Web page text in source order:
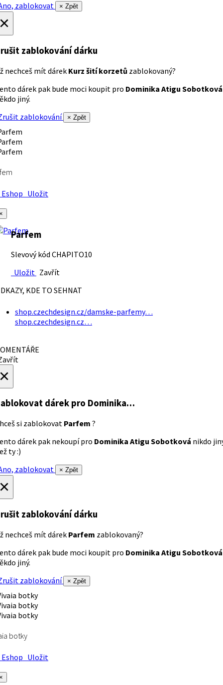
zablokovat
× Zpět
zablokování dárku
nechceš mít dárek Kurz šití korzetů zablokovaný?
dárek pak bude moci koupit pro Dominika Atigu Sobotková
jiný.
zablokování
× Zpět
Uložit
Parfem
Slevový kód CHAPITO10
Uložit Zavřít
KDE TO SEHNAT
shop.czechdesign.cz/damske-parfemy…
shop.czechdesign.cz…
dárek pro Dominika…
si zablokovat Parfem ?
dárek pak nekoupí pro Dominika Atigu Sobotková nikdo
ty :)
zablokovat
× Zpět
zablokování dárku
nechceš mít dárek Parfem zablokovaný?
dárek pak bude moci koupit pro Dominika Atigu Sobotková
jiný.
zablokování
× Zpět
botky
Uložit